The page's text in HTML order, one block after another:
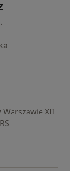
główna
Warszawie XII